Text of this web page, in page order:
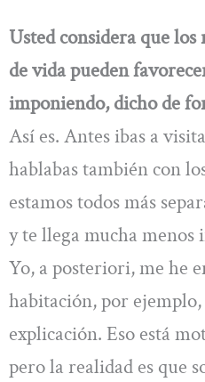
Usted considera que
de vida pueden
imponiendo, dicho de
Así es. Antes ibas a
hablabas también con
estamos todos más
y te llega mucha
Yo, a posteriori, me he
habitación, por
explicación. Eso está
pero la realidad es que